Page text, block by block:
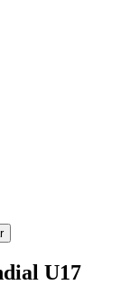
U17